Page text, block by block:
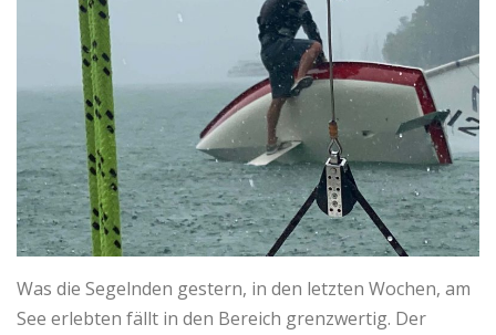
Was die Segelnden gestern, in den letzten Wochen, am
See erlebten fällt in den Bereich grenzwertig. Der